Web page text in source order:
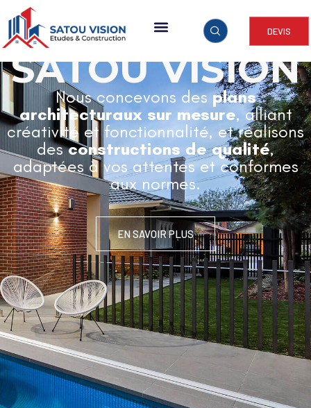
DEVIS
ARCHITECTURE & CONSTRUCTION
SATOU VISION
Nous concevons desplans
architecturaux sur mesure, alliant
créativité et fonctionnalité, et réalisons
desconstructions de qualité,
adaptées à vos attentes et conformes
aux normes.
EN SAVOIR PLUS